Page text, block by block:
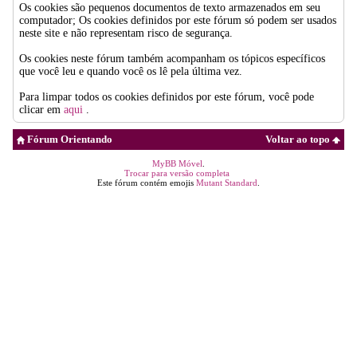
Os cookies são pequenos documentos de texto armazenados em seu
computador; Os cookies definidos por este fórum só podem ser usados
neste site e não representam risco de segurança.
Os cookies neste fórum também acompanham os tópicos específicos
que você leu e quando você os lê pela última vez.
Para limpar todos os cookies definidos por este fórum, você pode
clicar em aqui
Voltar ao topo
Fórum Orientando
MyBB Móvel
Trocar para versão completa
Este fórum contém emojis Mutant Standard